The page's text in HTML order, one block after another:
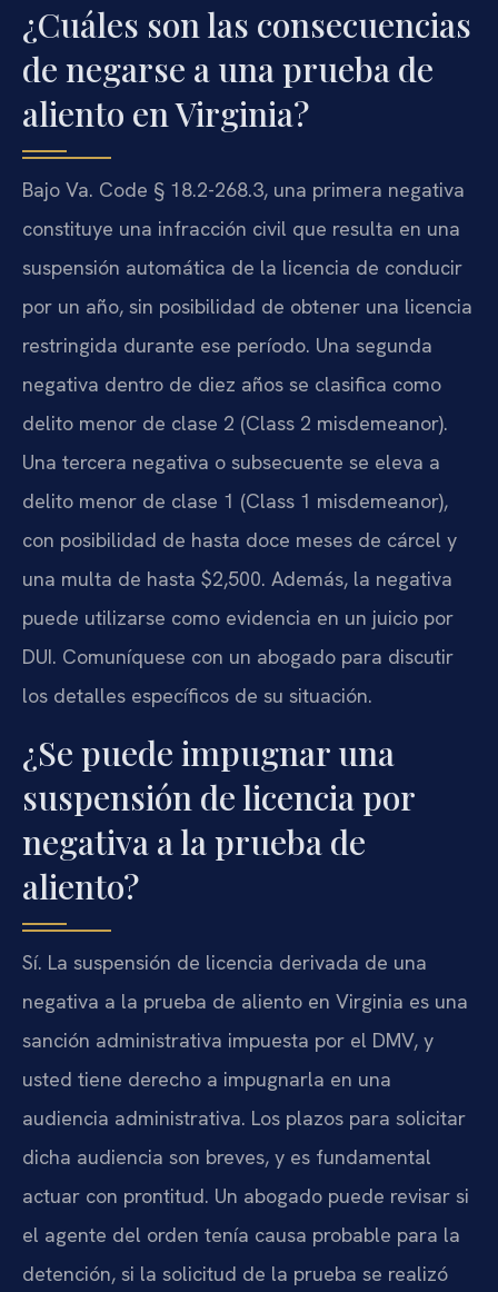
¿Cuáles son las consecuencias
de negarse a una prueba de
aliento en Virginia?
Bajo Va. Code § 18.2-268.3, una primera negativa
constituye una infracción civil que resulta en una
suspensión automática de la licencia de conducir
por un año, sin posibilidad de obtener una licencia
restringida durante ese período. Una segunda
negativa dentro de diez años se clasifica como
delito menor de clase 2 (Class 2 misdemeanor).
Una tercera negativa o subsecuente se eleva a
delito menor de clase 1 (Class 1 misdemeanor),
con posibilidad de hasta doce meses de cárcel y
una multa de hasta $2,500. Además, la negativa
puede utilizarse como evidencia en un juicio por
DUI. Comuníquese con un abogado para discutir
los detalles específicos de su situación.
¿Se puede impugnar una
suspensión de licencia por
negativa a la prueba de
aliento?
Sí. La suspensión de licencia derivada de una
negativa a la prueba de aliento en Virginia es una
sanción administrativa impuesta por el DMV, y
usted tiene derecho a impugnarla en una
audiencia administrativa. Los plazos para solicitar
dicha audiencia son breves, y es fundamental
actuar con prontitud. Un abogado puede revisar si
el agente del orden tenía causa probable para la
detención, si la solicitud de la prueba se realizó